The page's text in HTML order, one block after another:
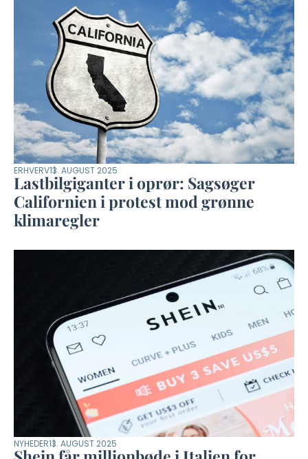
ERHVERV13. AUGUST 2025
Lastbilgiganter i oprør: Sagsøger
Californien i protest mod grønne
klimaregler
NYHEDER13. AUGUST 2025